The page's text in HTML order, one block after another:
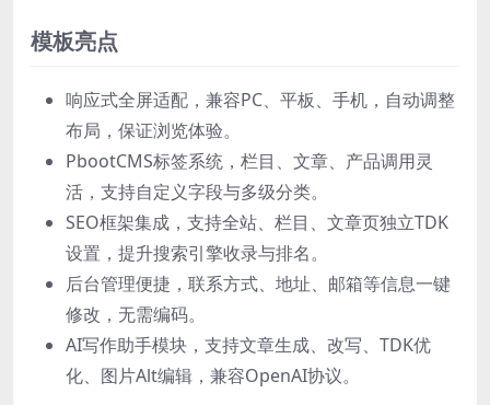
模板亮点
响应式全屏适配，兼容PC、平板、手机，自动调整
布局，保证浏览体验。
PbootCMS标签系统，栏目、文章、产品调用灵
活，支持自定义字段与多级分类。
SEO框架集成，支持全站、栏目、文章页独立TDK
设置，提升搜索引擎收录与排名。
后台管理便捷，联系方式、地址、邮箱等信息一键
修改，无需编码。
AI写作助手模块，支持文章生成、改写、TDK优
化、图片Alt编辑，兼容OpenAI协议。